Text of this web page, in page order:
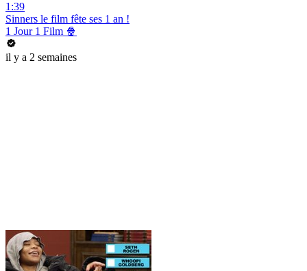
1:39
Sinners le film fête ses 1 an !
1 Jour 1 Film 🍿
il y a 2 semaines